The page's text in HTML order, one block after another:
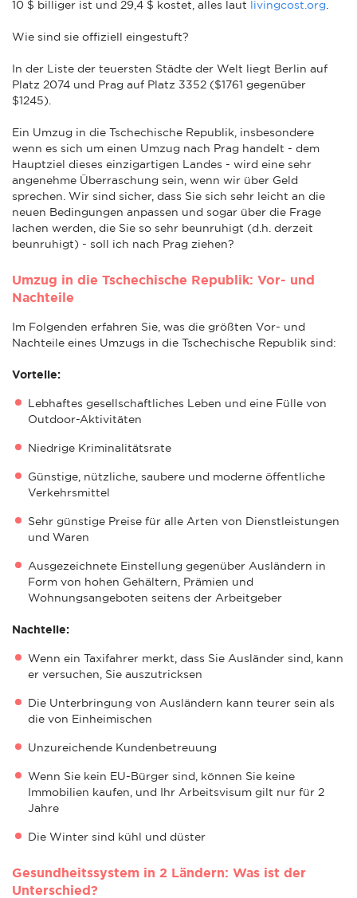
10 $ billiger ist und 29,4 $ kostet, alles laut livingcost.org
Wie sind sie offiziell eingestuft?
In der Liste der teuersten Städte der Welt liegt Berlin auf
Platz 2074 und Prag auf Platz 3352 ($1761 gegenüber
$1245).
Ein Umzug in die Tschechische Republik, insbesondere
wenn es sich um einen Umzug nach Prag handelt - dem
Hauptziel dieses einzigartigen Landes - wird eine sehr
angenehme Überraschung sein, wenn wir über Geld
sprechen. Wir sind sicher, dass Sie sich sehr leicht an die
neuen Bedingungen anpassen und sogar über die Frage
lachen werden, die Sie so sehr beunruhigt (d.h. derzeit
beunruhigt) - soll ich nach Prag ziehen?
Umzug in die Tschechische Republik: Vor- und
Nachteile
Im Folgenden erfahren Sie, was die größten Vor- und
Nachteile eines Umzugs in die Tschechische Republik sind:
Vorteile:
Lebhaftes gesellschaftliches Leben und eine Fülle von
Outdoor-Aktivitäten
Niedrige Kriminalitätsrate
Günstige, nützliche, saubere und moderne öffentliche
Verkehrsmittel
Sehr günstige Preise für alle Arten von Dienstleistungen
und Waren
Ausgezeichnete Einstellung gegenüber Ausländern in
Form von hohen Gehältern, Prämien und
Wohnungsangeboten seitens der Arbeitgeber
Nachteile:
Wenn ein Taxifahrer merkt, dass Sie Ausländer sind, kann
er versuchen, Sie auszutricksen
Die Unterbringung von Ausländern kann teurer sein als
die von Einheimischen
Unzureichende Kundenbetreuung
Wenn Sie kein EU-Bürger sind, können Sie keine
Immobilien kaufen, und Ihr Arbeitsvisum gilt nur für 2
Jahre
Die Winter sind kühl und düster
Gesundheitssystem in 2 Ländern: Was ist der
Unterschied?